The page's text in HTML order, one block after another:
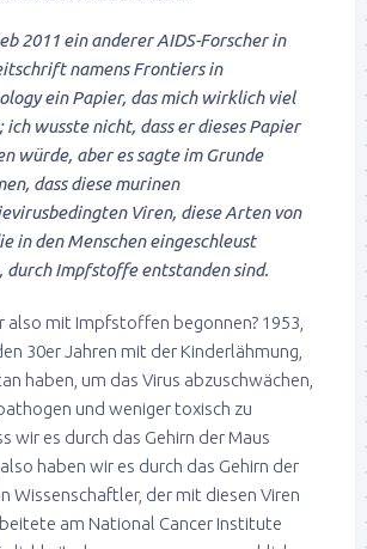
2011 ein anderer AIDS-Forscher in
namens Frontiers in
ein Papier, das mich wirklich viel
ich wusste nicht, dass er dieses Papier
würde, aber es sagte im Grunde
dass diese murinen
Viren, diese Arten von
in den Menschen eingeschleust
durch Impfstoffe entstanden sind.
also mit Impfstoffen begonnen? 1953,
30er Jahren mit der Kinderlähmung,
haben, um das Virus abzuschwächen,
und weniger toxisch zu
wir es durch das Gehirn der Maus
haben wir es durch das Gehirn der
Wissenschaftler, der mit diesen Viren
am National Cancer Institute